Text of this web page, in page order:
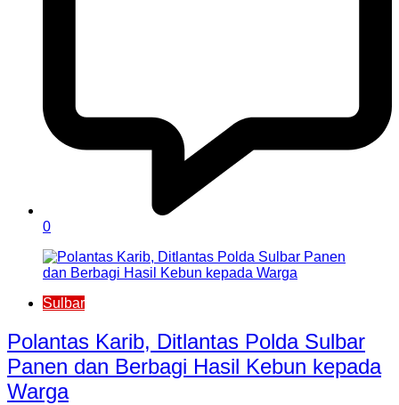
0
Sulbar
Polantas Karib, Ditlantas Polda Sulbar
Panen dan Berbagi Hasil Kebun kepada
Warga